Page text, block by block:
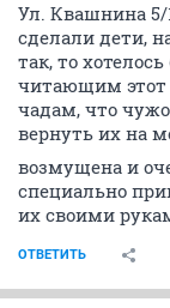
Ул. Квашнина 5/
сделали дети,
так, то
читающим этот
чадам, что
вернуть их на
возмущена и
специально
их своими
ОТВЕТИТЬ